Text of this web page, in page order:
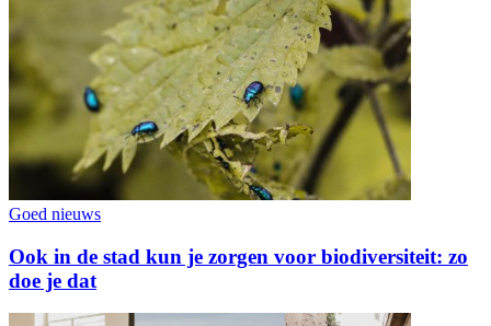
Goed nieuws
Ook in de stad kun je zorgen voor biodiversiteit: zo
doe je dat